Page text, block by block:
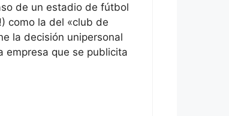
de un estadio de fútbol
como la del «club de
la decisión unipersonal
empresa que se publicita